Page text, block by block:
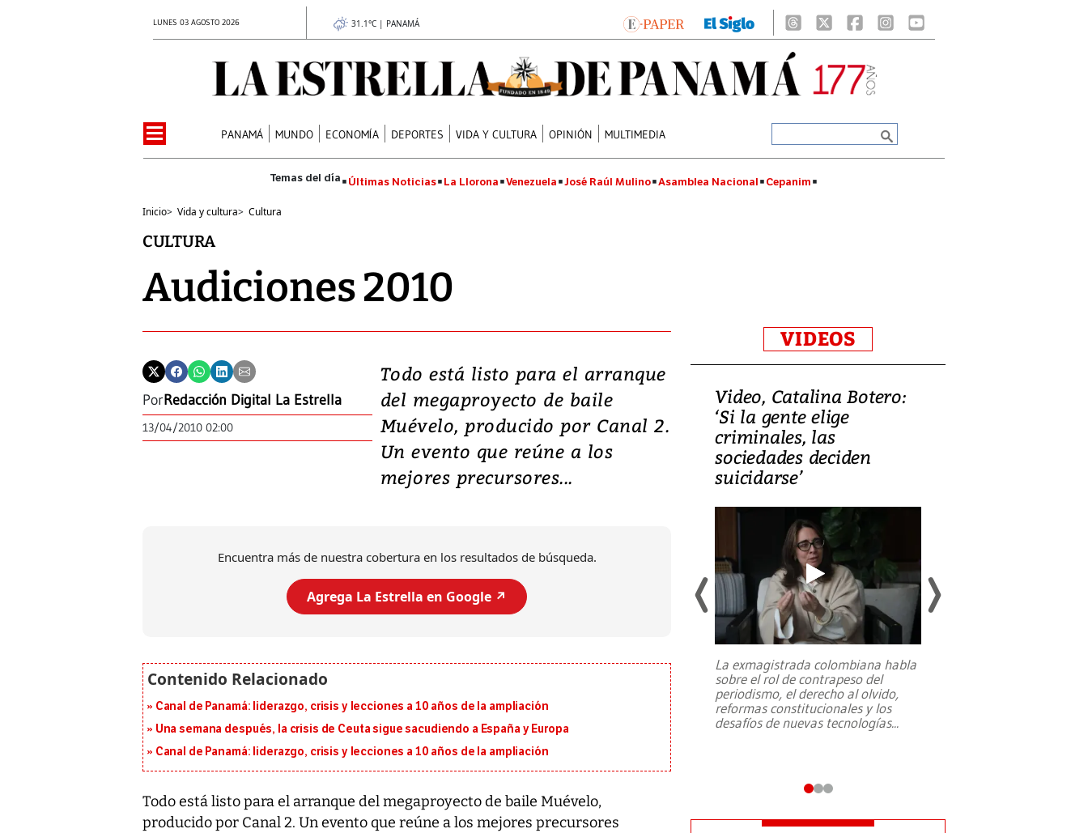
LUNES 03 AGOSTO 2026 31.1°C | PANAMÁ
PANAMÁ MUNDO ECONOMÍA DEPORTES VIDA Y CULTURA OPINIÓN MULTIMEDIA
Últimas Noticias La Llorona Venezuela José Raúl Mulino Asamblea Nacional Cepanim
Inicio> Vida y cultura> Cultura
CULTURA
Audiciones 2010
PorRedacción Digital La Estrella
13/04/2010 02:00
Todo está listo para el arranque
del megaproyecto de baile
Muévelo, producido por Canal 2.
Un evento que reúne a los
mejores precursores...
Encuentra más de nuestra cobertura en los resultados de búsqueda.
Agrega La Estrella en Google ↗️
Canal de Panamá: liderazgo, crisis y lecciones a 10 años de la ampliación
Una semana después, la crisis de Ceuta sigue sacudiendo a España y Europa
Canal de Panamá: liderazgo, crisis y lecciones a 10 años de la ampliación
Todo está listo para el arranque del megaproyecto de baile Muévelo,
producido por Canal 2. Un evento que reúne a los mejores precursores
VIDEOS
Video, Japón: Terremoto
deja heridos y graves
daños en Kumamoto
al sur de Japón, provocando una
Video, Catalina Botero:
‘Si la gente elige
criminales, las
sociedades deciden
suicidarse’
La exmagistrada colombiana habla
sobre el rol de contrapeso del
periodismo, el derecho al olvido,
reformas constitucionales y los
desafíos de nuevas tecnologías...